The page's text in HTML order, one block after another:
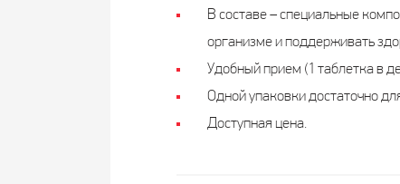
В составе – специальные
организме и поддерживать
Удобный прием (1 таблетка в
Одной упаковки достаточно
Доступная цена.